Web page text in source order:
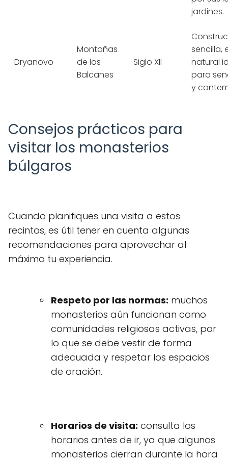
jardines.
Dryanovo
Montañas
de los
Balcanes
Siglo XII
sencilla,
natural
para
y
Consejos prácticos para
visitar los monasterios
búlgaros
Cuando planifiques una visita a estos
recintos, es útil tener en cuenta algunas
recomendaciones para aprovechar al
máximo tu experiencia.
Respeto por las normas: muchos
monasterios aún funcionan como
comunidades religiosas activas, por
lo que se debe vestir de forma
adecuada y respetar los espacios
de oración.
Horarios de visita: consulta los
horarios antes de ir, ya que algunos
monasterios cierran durante la hora